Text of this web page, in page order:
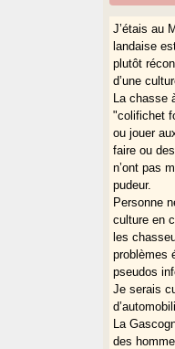
J’étais au
landaise
plutôt
d’une
La chasse
"colifichet
ou jouer
faire ou
n’ont pas
pudeur.
Personne
culture en
les
problèmes
pseudos
Je serais
La
des